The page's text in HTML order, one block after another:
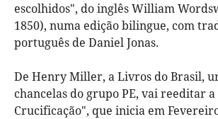
escolhidos", do inglês William
1850), numa edição bilingue, com
português de Daniel Jonas.
De Henry Miller, a Livros do Brasil,
chancelas do grupo PE, vai reeditar
Crucificação", que inicia em